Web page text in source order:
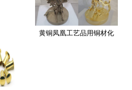
黄铜凤凰工艺品用铜材化